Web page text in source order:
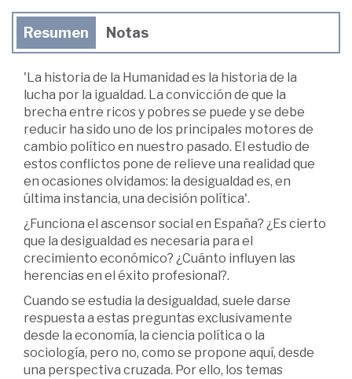
Resumen Notas
'La historia de la Humanidad es la historia de la
lucha por la igualdad. La convicción de que la
brecha entre ricos y pobres se puede y se debe
reducir ha sido uno de los principales motores de
cambio político en nuestro pasado. El estudio de
estos conflictos pone de relieve una realidad que
en ocasiones olvidamos: la desigualdad es, en
última instancia, una decisión política'.
¿Funciona el ascensor social en España? ¿Es cierto
que la desigualdad es necesaria para el
crecimiento económico? ¿Cuánto influyen las
herencias en el éxito profesional?.
Cuando se estudia la desigualdad, suele darse
respuesta a estas preguntas exclusivamente
desde la economía, la ciencia política o la
sociología, pero no, como se propone aquí, desde
una perspectiva cruzada. Por ello, los temas